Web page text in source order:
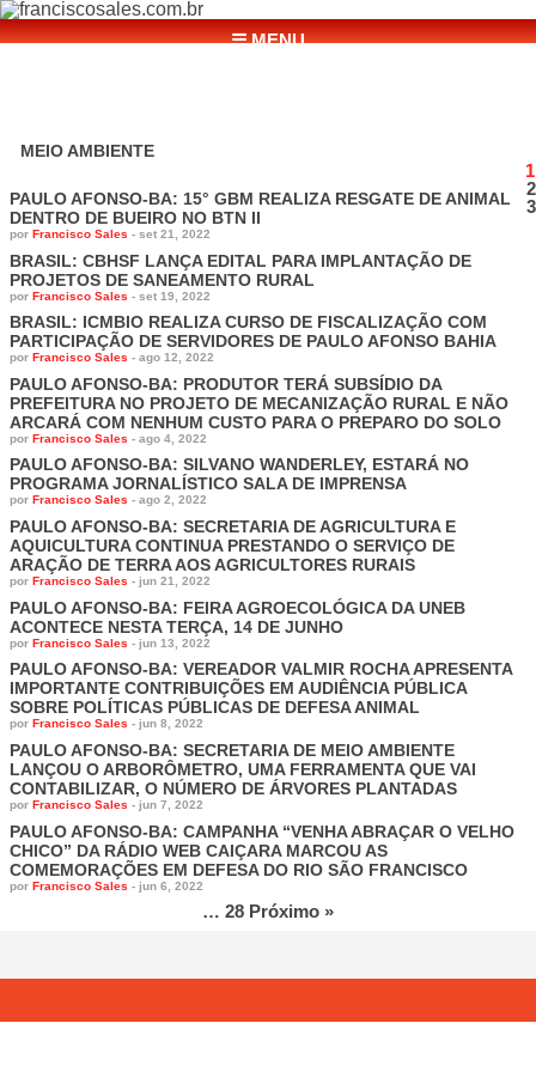
☰ MENU
MEIO AMBIENTE
PAULO AFONSO-BA: 15° GBM REALIZA RESGATE DE ANIMAL
DENTRO DE BUEIRO NO BTN II
por Francisco Sales - set 21, 2022
BRASIL: CBHSF LANÇA EDITAL PARA IMPLANTAÇÃO DE
PROJETOS DE SANEAMENTO RURAL
por Francisco Sales - set 19, 2022
BRASIL: ICMBIO REALIZA CURSO DE FISCALIZAÇÃO COM
PARTICIPAÇÃO DE SERVIDORES DE PAULO AFONSO BAHIA
por Francisco Sales - ago 12, 2022
PAULO AFONSO-BA: PRODUTOR TERÁ SUBSÍDIO DA
PREFEITURA NO PROJETO DE MECANIZAÇÃO RURAL E NÃO
ARCARÁ COM NENHUM CUSTO PARA O PREPARO DO SOLO
por Francisco Sales - ago 4, 2022
PAULO AFONSO-BA: SILVANO WANDERLEY, ESTARÁ NO
PROGRAMA JORNALÍSTICO SALA DE IMPRENSA
por Francisco Sales - ago 2, 2022
PAULO AFONSO-BA: SECRETARIA DE AGRICULTURA E
AQUICULTURA CONTINUA PRESTANDO O SERVIÇO DE
ARAÇÃO DE TERRA AOS AGRICULTORES RURAIS
por Francisco Sales - jun 21, 2022
PAULO AFONSO-BA: FEIRA AGROECOLÓGICA DA UNEB
ACONTECE NESTA TERÇA, 14 DE JUNHO
por Francisco Sales - jun 13, 2022
PAULO AFONSO-BA: VEREADOR VALMIR ROCHA APRESENTA
IMPORTANTE CONTRIBUIÇÕES EM AUDIÊNCIA PÚBLICA
SOBRE POLÍTICAS PÚBLICAS DE DEFESA ANIMAL
por Francisco Sales - jun 8, 2022
PAULO AFONSO-BA: SECRETARIA DE MEIO AMBIENTE
LANÇOU O ARBORÔMETRO, UMA FERRAMENTA QUE VAI
CONTABILIZAR, O NÚMERO DE ÁRVORES PLANTADAS
por Francisco Sales - jun 7, 2022
PAULO AFONSO-BA: CAMPANHA “VENHA ABRAÇAR O VELHO
CHICO” DA RÁDIO WEB CAIÇARA MARCOU AS
COMEMORAÇÕES EM DEFESA DO RIO SÃO FRANCISCO
por Francisco Sales - jun 6, 2022
1
2
3
… 28 Próximo »